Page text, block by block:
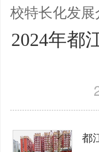
校特长化发
2024年都
都